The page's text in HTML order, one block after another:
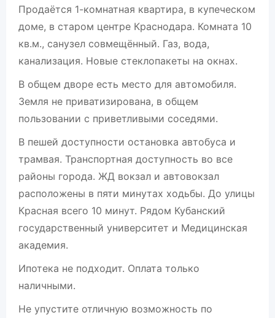
Продаётся 1-комнатная квартира, в купеческом
доме, в старом центре Краснодара. Комната 10
кв.м., санузел совмещённый. Газ, вода,
канализация. Новые стеклопакеты на окнах.
В общем дворе есть место для автомобиля.
Земля не приватизирована, в общем
пользовании с приветливыми соседями.
В пешей доступности остановка автобуса и
трамвая. Транспортная доступность во все
районы города. ЖД вокзал и автовокзал
расположены в пяти минутах ходьбы. До улицы
Красная всего 10 минут. Рядом Кубанский
государственный университет и Медицинская
академия.
Ипотека не подходит. Оплата только
наличными.
Не упустите отличную возможность по